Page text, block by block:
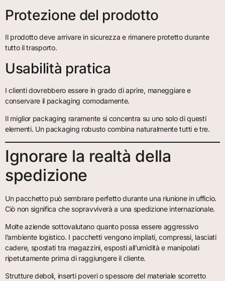
Protezione del prodotto
Il prodotto deve arrivare in sicurezza e rimanere protetto durante
tutto il trasporto.
Usabilità pratica
I clienti dovrebbero essere in grado di aprire, maneggiare e
conservare il packaging comodamente.
Il miglior packaging raramente si concentra su uno solo di questi
elementi. Un packaging robusto combina naturalmente tutti e tre.
Ignorare la realtà della
spedizione
Un pacchetto può sembrare perfetto durante una riunione in ufficio.
Ciò non significa che sopravviverà a una spedizione internazionale.
Molte aziende sottovalutano quanto possa essere aggressivo
l’ambiente logistico. I pacchetti vengono impilati, compressi, lasciati
cadere, spostati tra magazzini, esposti all’umidità e manipolati
ripetutamente prima di raggiungere il cliente.
Strutture deboli, inserti poveri o spessore del materiale scorretto